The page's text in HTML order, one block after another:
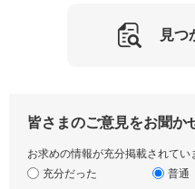
見つ
皆さまのご意見をお聞か
お求めの情報が充分掲載されてい
充分だった
普通